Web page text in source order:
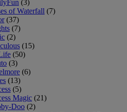
(3)
of Waterfall (7)
(37)
(7)
(2)
(15)
(50)
(3)
(6)
(13)
(5)
Magic (21)
Doo (2)